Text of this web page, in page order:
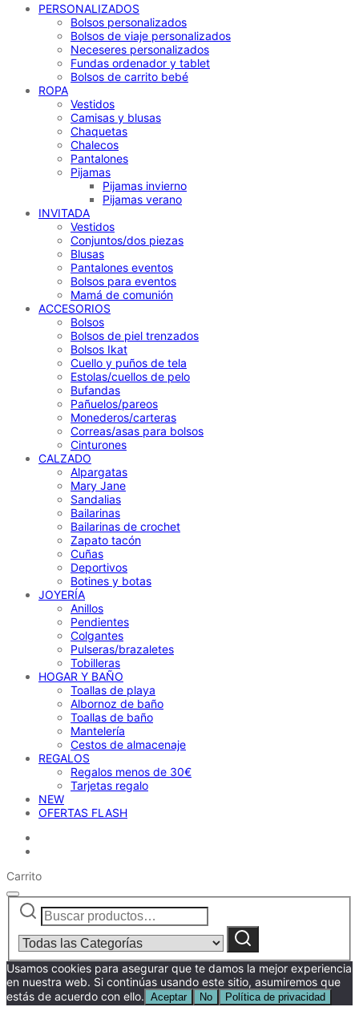
PERSONALIZADOS
Bolsos personalizados
Bolsos de viaje personalizados
Neceseres personalizados
Fundas ordenador y tablet
Bolsos de carrito bebé
ROPA
Vestidos
Camisas y blusas
Chaquetas
Chalecos
Pantalones
Pijamas
Pijamas invierno
Pijamas verano
INVITADA
Vestidos
Conjuntos/dos piezas
Blusas
Pantalones eventos
Bolsos para eventos
Mamá de comunión
ACCESORIOS
Bolsos
Bolsos de piel trenzados
Bolsos Ikat
Cuello y puños de tela
Estolas/cuellos de pelo
Bufandas
Pañuelos/pareos
Monederos/carteras
Correas/asas para bolsos
Cinturones
CALZADO
Alpargatas
Mary Jane
Sandalias
Bailarinas
Bailarinas de crochet
Zapato tacón
Cuñas
Deportivos
Botines y botas
JOYERÍA
Anillos
Pendientes
Colgantes
Pulseras/brazaletes
Tobilleras
HOGAR Y BAÑO
Toallas de playa
Albornoz de baño
Toallas de baño
Mantelería
Cestos de almacenaje
REGALOS
Regalos menos de 30€
Tarjetas regalo
NEW
OFERTAS FLASH
Carrito
Buscar
por:
category:
Buscar
Usamos cookies para asegurar que te damos la mejor experiencia
en nuestra web. Si continúas usando este sitio, asumiremos que
estás de acuerdo con ello. Aceptar No Política de privacidad